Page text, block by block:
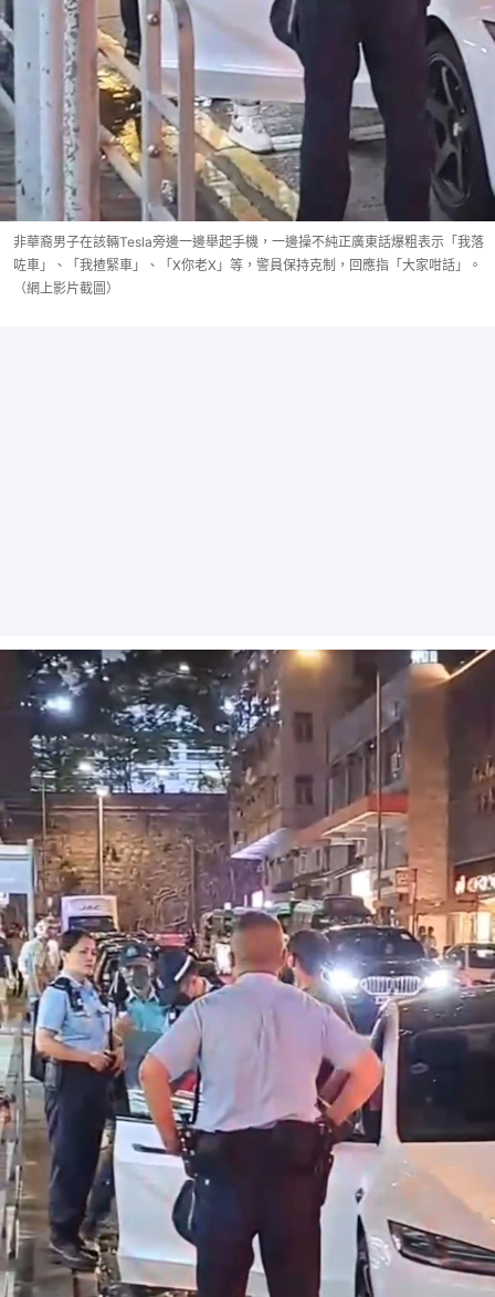
非華裔男子在該輛Tesla旁邊一邊舉起手機，一邊操不純正廣東話爆粗表示「我落
咗車」、「我揸緊車」、「X你老X」等，警員保持克制，回應指「大家咁話」。
（網上影片截圖）